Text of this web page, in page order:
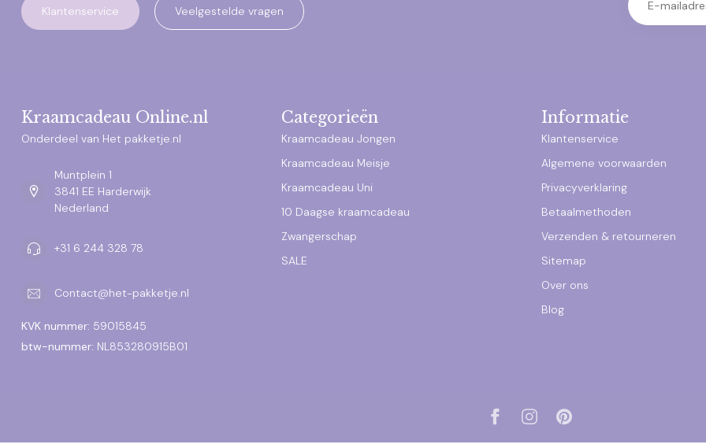
Klantenservice Veelgestelde vragen
Kraamcadeau Online.nl
Onderdeel van Het pakketje.nl
Muntplein 1
3841 EE Harderwijk
Nederland
+31 6 244 328 78
Contact@het-pakketje.nl
KVK nummer: 59015845
btw-nummer: NL853280915B01
Categorieën
Kraamcadeau Jongen
Kraamcadeau Meisje
Kraamcadeau Uni
10 Daagse kraamcadeau
Zwangerschap
SALE
Informatie
Klantenservice
Algemene voorwaarden
Privacyverklaring
Betaalmethoden
Verzenden & retourneren
Sitemap
Over ons
Blog